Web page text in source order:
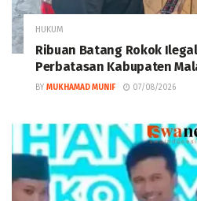
HUKUM
Ribuan Batang Rokok
Perbatasan Kabupaten
BY MUKHAMAD MUNIF 07/08/2026